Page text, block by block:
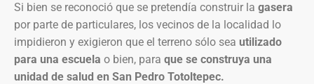
Si bien se reconoció que se pretendía construir la gasera
por parte de particulares, los vecinos de la localidad lo
impidieron y exigieron que el terreno sólo sea utilizado
para una escuela o bien, para que se construya una
unidad de salud en San Pedro Totoltepec.